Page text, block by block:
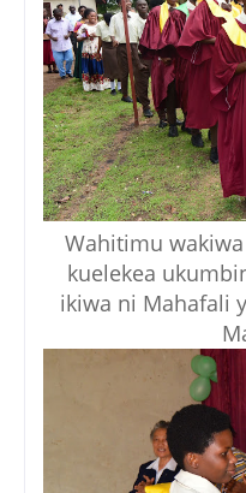
Wahitimu
kuelekea
ikiwa ni Mahafali